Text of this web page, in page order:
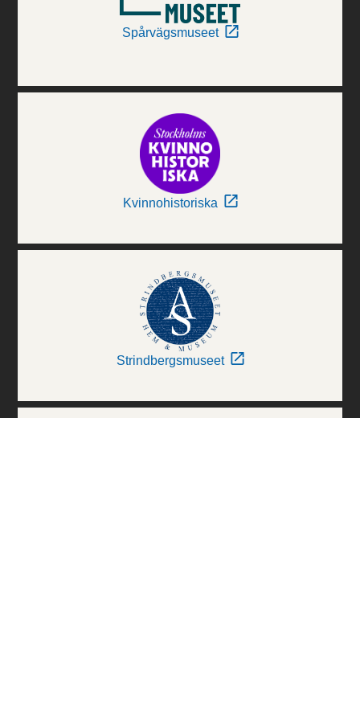
Spårvägsmuseet
Kvinnohistoriska
Strindbergsmuseet